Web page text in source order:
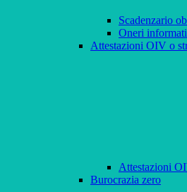
Scadenzario
Oneri
Attestazioni OIV o
Attestazioni
Burocrazia zero